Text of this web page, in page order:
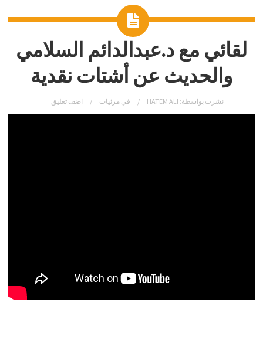
لقائي مع د.عبدالدائم السلامي
والحديث عن أشتات نقدية
نشرت بواسطة: HATEM ALI في مرئيات اضف تعليق